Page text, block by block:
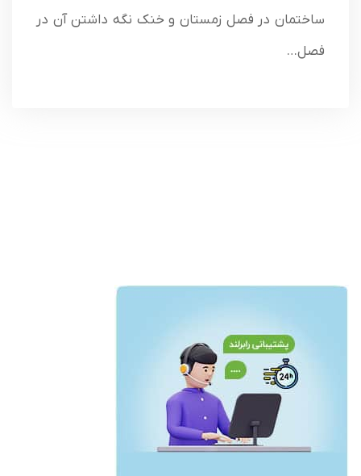
ساختمان در فصل زمستان و خنک نگه داشتن آن در
فصل…